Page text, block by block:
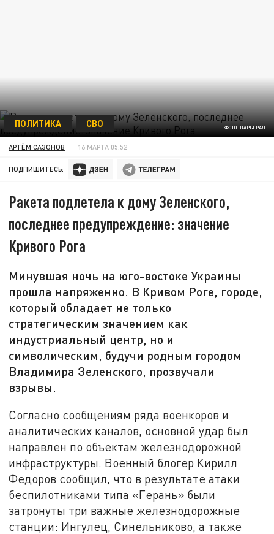
ФОТО: ЦАРЬГРАД
ПОЛИТИКА СВО
АРТЁМ САЗОНОВ 16 МАРТА 05:52
ПОДПИШИТЕСЬ:
Ракета подлетела к дому Зеленского,
последнее предупреждение: значение
Кривого Рога
Минувшая ночь на юго-востоке Украины
прошла напряженно. В Кривом Роге, городе,
который обладает не только
стратегическим значением как
индустриальный центр, но и
символическим, будучи родным городом
Владимира Зеленского, прозвучали
взрывы.
Согласно сообщениям ряда военкоров и
аналитических каналов, основной удар был
направлен по объектам железнодорожной
инфраструктуры. Военный блогер Кирилл
Федоров сообщил, что в результате атаки
беспилотниками типа «Герань» были
затронуты три важные железнодорожные
станции: Ингулец, Синельниково, а также